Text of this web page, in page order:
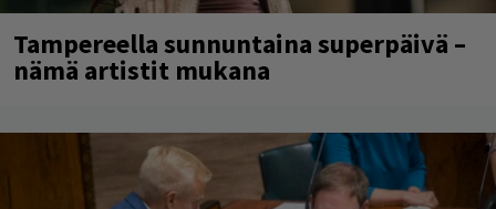
Tampereella sunnuntaina superpäivä –
nämä artistit mukana